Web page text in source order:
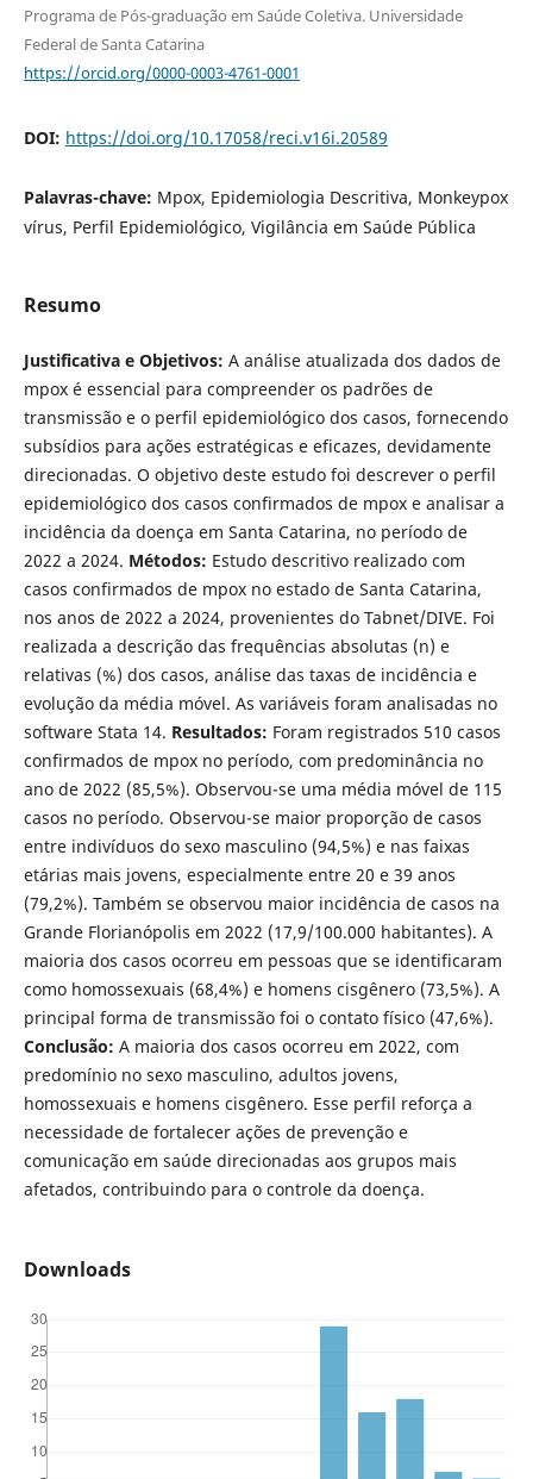
Programa de Pós-graduação em Saúde Coletiva. Universidade
Federal de Santa Catarina
https://orcid.org/0000-0003-4761-0001
DOI: https://doi.org/10.17058/reci.v16i.20589
Palavras-chave: Mpox, Epidemiologia Descritiva, Monkeypox
vírus, Perfil Epidemiológico, Vigilância em Saúde Pública
Resumo
Justificativa e Objetivos: A análise atualizada dos dados de
mpox é essencial para compreender os padrões de
transmissão e o perfil epidemiológico dos casos, fornecendo
subsídios para ações estratégicas e eficazes, devidamente
direcionadas. O objetivo deste estudo foi descrever o perfil
epidemiológico dos casos confirmados de mpox e analisar a
incidência da doença em Santa Catarina, no período de
2022 a 2024. Métodos: Estudo descritivo realizado com
casos confirmados de mpox no estado de Santa Catarina,
nos anos de 2022 a 2024, provenientes do Tabnet/DIVE. Foi
realizada a descrição das frequências absolutas (n) e
relativas (%) dos casos, análise das taxas de incidência e
evolução da média móvel. As variáveis foram analisadas no
software Stata 14. Resultados: Foram registrados 510 casos
confirmados de mpox no período, com predominância no
ano de 2022 (85,5%). Observou-se uma média móvel de 115
casos no período. Observou-se maior proporção de casos
entre indivíduos do sexo masculino (94,5%) e nas faixas
etárias mais jovens, especialmente entre 20 e 39 anos
(79,2%). Também se observou maior incidência de casos na
Grande Florianópolis em 2022 (17,9/100.000 habitantes). A
maioria dos casos ocorreu em pessoas que se identificaram
como homossexuais (68,4%) e homens cisgênero (73,5%). A
principal forma de transmissão foi o contato físico (47,6%).
Conclusão: A maioria dos casos ocorreu em 2022, com
predomínio no sexo masculino, adultos jovens,
homossexuais e homens cisgênero. Esse perfil reforça a
necessidade de fortalecer ações de prevenção e
comunicação em saúde direcionadas aos grupos mais
afetados, contribuindo para o controle da doença.
Downloads